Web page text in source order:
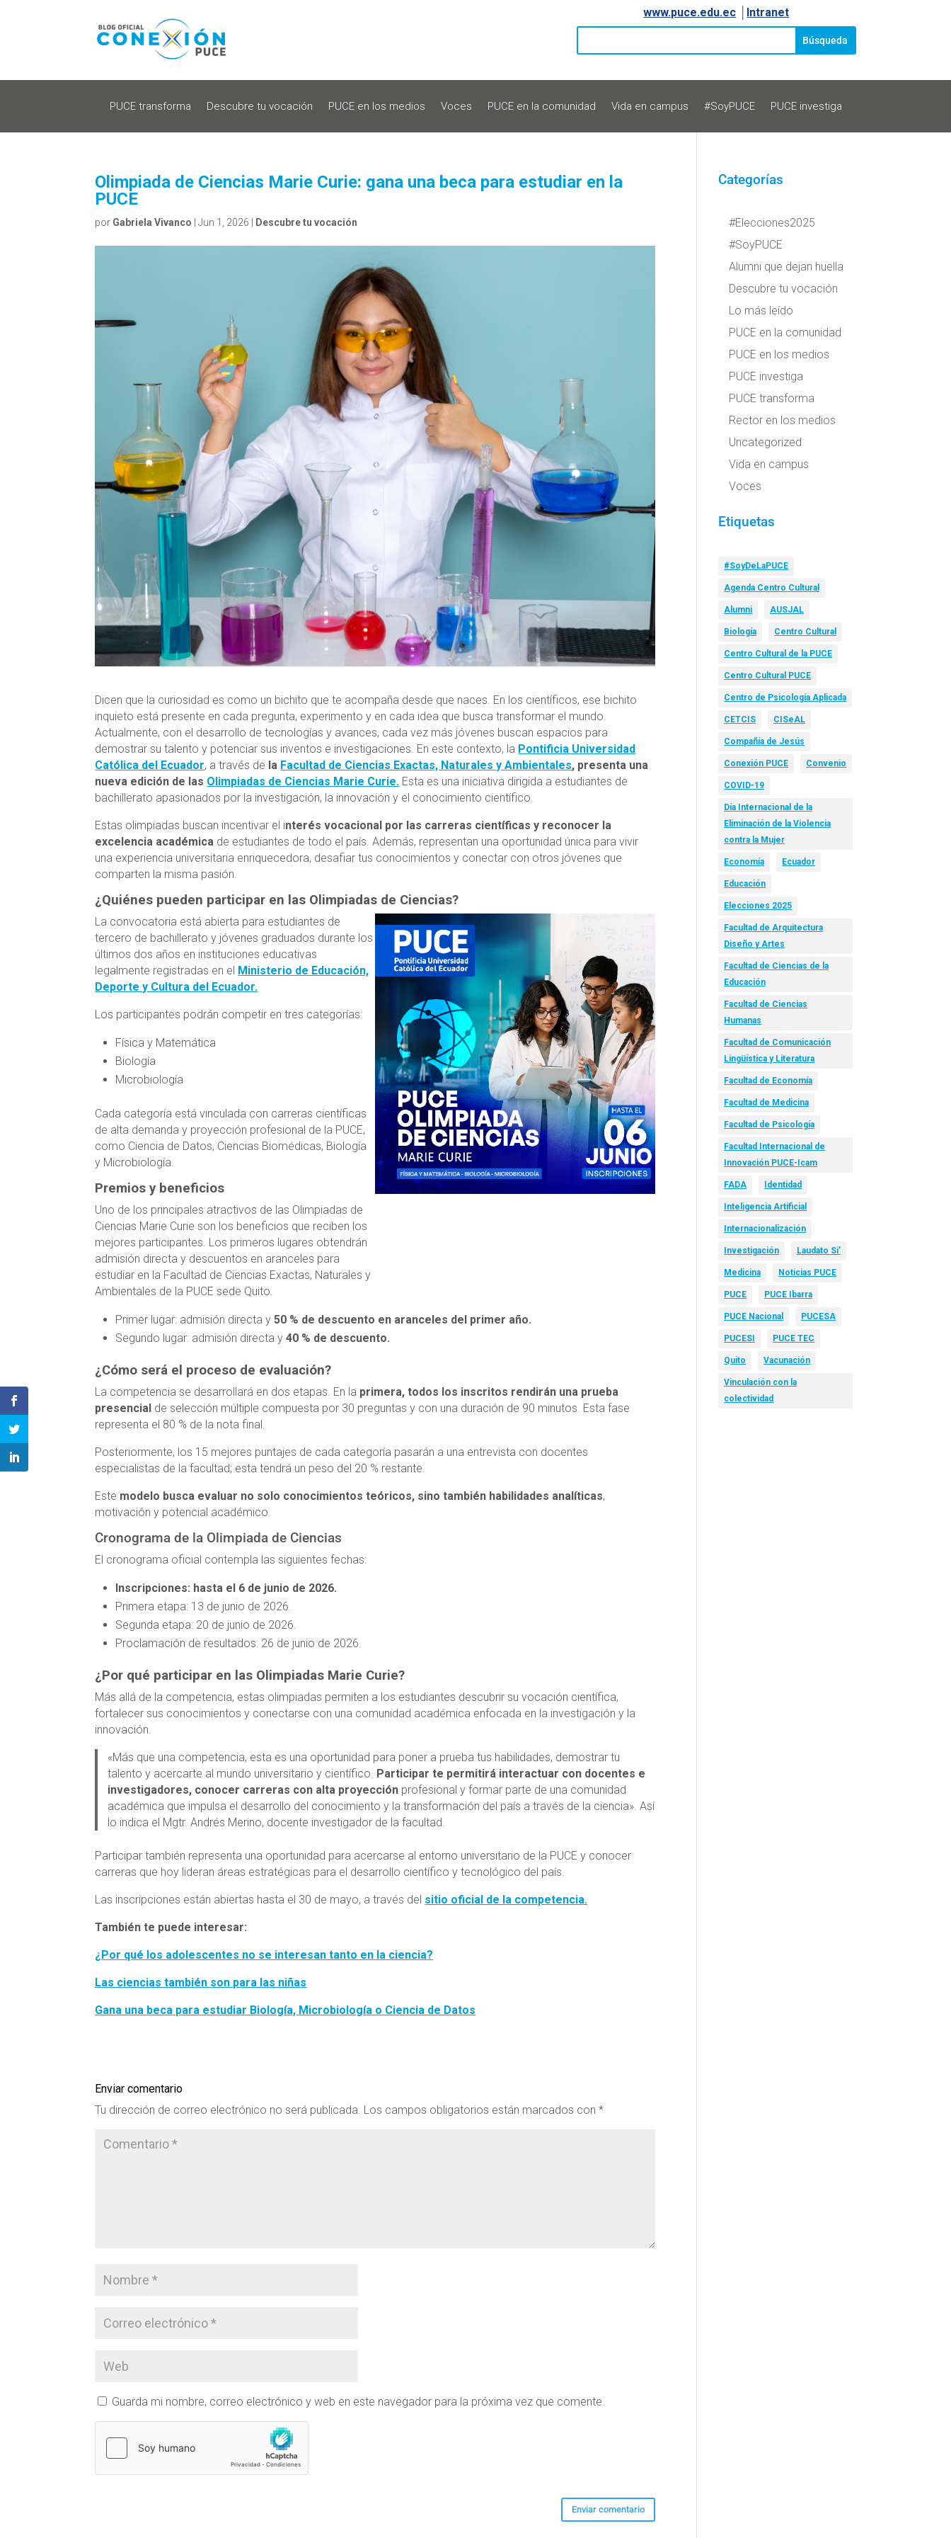
www.puce.edu.ec Intranet
PUCE transforma Descubre tu vocación PUCE en los medios Voces PUCE en la comunidad Vida en campus #SoyPUCE PUCE investiga
Olimpiada de Ciencias Marie Curie: gana una beca para estudiar en la
PUCE
por Gabriela Vivanco |Jun 1, 2026 Descubre tu vocación
Dicen que la curiosidad es como un bichito que te acompaña desde que naces. En los científicos, ese bichito
inquieto está presente en cada pregunta, experimento y en cada idea que busca transformar el mundo.
Actualmente, con el desarrollo de tecnologías y avances, cada vez más jóvenes buscan espacios para
demostrar su talento y potenciar sus inventos e investigaciones. En este contexto, la Pontificia Universidad
Católica del Ecuador, a través de la Facultad de Ciencias Exactas, Naturales y Ambientales, presenta una
nueva edición de las Olimpiadas de Ciencias Marie Curie. Esta es una iniciativa dirigida a estudiantes de
bachillerato apasionados por la investigación, la innovación y el conocimiento científico.
Estas olimpiadas buscan incentivar el interés vocacional por las carreras científicas y reconocer la
excelencia académica de estudiantes de todo el país. Además, representan una oportunidad única para vivir
una experiencia universitaria enriquecedora, desafiar tus conocimientos y conectar con otros jóvenes que
comparten la misma pasión.
¿Quiénes pueden participar en las Olimpiadas de Ciencias?
La convocatoria está abierta para estudiantes de
tercero de bachillerato y jóvenes graduados durante los
últimos dos años en instituciones educativas
legalmente registradas en el Ministerio de Educación,
Deporte y Cultura del Ecuador.
Los participantes podrán competir en tres categorías:
Física y Matemática
Biología
Microbiología
Cada categoría está vinculada con carreras científicas
de alta demanda y proyección profesional de la PUCE,
como Ciencia de Datos, Ciencias Biomédicas, Biología
y Microbiología.
Premios y beneficios
Uno de los principales atractivos de las Olimpiadas de
Ciencias Marie Curie son los beneficios que reciben los
mejores participantes. Los primeros lugares obtendrán
admisión directa y descuentos en aranceles para
estudiar en la Facultad de Ciencias Exactas, Naturales y
Ambientales de la PUCE sede Quito.
Primer lugar: admisión directa y50 % de descuento en aranceles del primer año.
Segundo lugar: admisión directa y40 % de descuento.
¿Cómo será el proceso de evaluación?
La competencia se desarrollará en dos etapas. En la primera, todos los inscritos rendirán una prueba
presencial de selección múltiple compuesta por 30 preguntas y con una duración de 90 minutos. Esta fase
representa el 80 % de la nota final.
Posteriormente, los 15 mejores puntajes de cada categoría pasarán a una entrevista con docentes
especialistas de la facultad; esta tendrá un peso del 20 % restante.
Este modelo busca evaluar no solo conocimientos teóricos, sino también habilidades analíticas,
motivación y potencial académico.
Cronograma de la Olimpiada de Ciencias
El cronograma oficial contempla las siguientes fechas:
Inscripciones: hasta el 6 de junio de 2026.
Primera etapa: 13 de junio de 2026.
Segunda etapa: 20 de junio de 2026.
Proclamación de resultados: 26 de junio de 2026.
¿Por qué participar en las Olimpiadas Marie Curie?
Más allá de la competencia, estas olimpiadas permiten a los estudiantes descubrir su vocación científica,
fortalecer sus conocimientos y conectarse con una comunidad académica enfocada en la investigación y la
innovación.
«Más que una competencia, esta es una oportunidad para poner a prueba tus habilidades, demostrar tu
talento y acercarte al mundo universitario y científico. Participar te permitirá interactuar con docentes e
investigadores, conocer carreras con alta proyección profesional y formar parte de una comunidad
académica que impulsa el desarrollo del conocimiento y la transformación del país a través de la ciencia». Así
lo indica el Mgtr. Andrés Merino, docente investigador de la facultad.
Participar también representa una oportunidad para acercarse al entorno universitario de la PUCE y conocer
carreras que hoy lideran áreas estratégicas para el desarrollo científico y tecnológico del país.
Las inscripciones están abiertas hasta el 30 de mayo, a través del sitio oficial de la competencia.
También te puede interesar:
¿Por qué los adolescentes no se interesan tanto en la ciencia?
Las ciencias también son para las niñas
Gana una beca para estudiar Biología, Microbiología o Ciencia de Datos
Enviar comentario
Tu dirección de correo electrónico no será publicada. Los campos obligatorios están marcados con*
Guarda mi nombre, correo electrónico y web en este navegador para la próxima vez que comente.
Categorías
#Elecciones2025
#SoyPUCE
Alumni que dejan huella
Descubre tu vocación
Lo más leído
PUCE en la comunidad
PUCE en los medios
PUCE investiga
PUCE transforma
Rector en los medios
Uncategorized
Vida en campus
Voces
Etiquetas
#SoyDeLaPUCE
Agenda Centro Cultural
Alumni AUSJAL
Biología Centro Cultural
Centro Cultural de la PUCE
Centro Cultural PUCE
Centro de Psicología Aplicada
CETCIS CISeAL
Compañía de Jesús
Conexión PUCE Convenio
COVID-19
Día Internacional de la
Eliminación de la Violencia
contra la Mujer
Economía Ecuador
Educación
Elecciones 2025
Facultad de Arquitectura
Diseño y Artes
Facultad de Ciencias de la
Educación
Facultad de Ciencias
Humanas
Facultad de Comunicación
Lingüística y Literatura
Facultad de Economía
Facultad de Medicina
Facultad de Psicología
Facultad Internacional de
Innovación PUCE-Icam
FADA Identidad
Inteligencia Artificial
Internacionalización
Investigación Laudato Si’
Medicina Noticias PUCE
PUCE PUCE Ibarra
PUCE Nacional PUCESA
PUCESI PUCE TEC
Quito Vacunación
Vinculación con la
colectividad